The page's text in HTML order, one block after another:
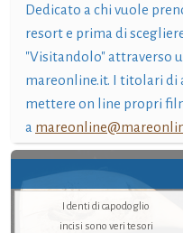
Dedicato a chi vuole
resort e prima di
"Visitandolo" attraverso
mareonline.it. I titolari di
mettere on line propri
a
I denti di capodoglio
incisi sono veri tesori